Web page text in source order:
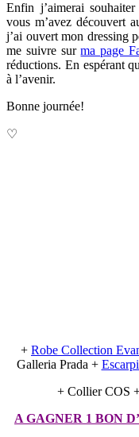
Enfin j’aimerai
vous m’avez découvert
j’ai ouvert mon dressing
me suivre surma page
réductions. En espérant
à l’avenir.
Bonne journée!
♡
+ Robe Collection
Galleria Prada +
+ Collier COS
A GAGNER 1 BON